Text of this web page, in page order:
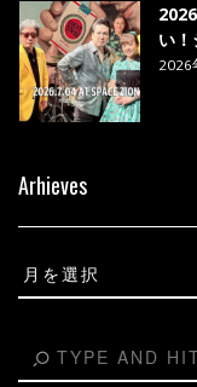
い
2026
Arhieves
Arhieves